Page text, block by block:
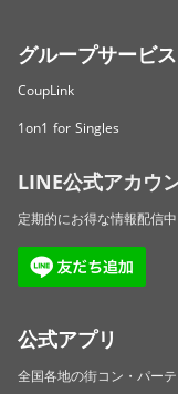
グループサービス
CoupLink
1on1 for Singles
LINE公式アカウ
定期的にお得な情報配信中
公式アプリ
全国各地の街コン・パー